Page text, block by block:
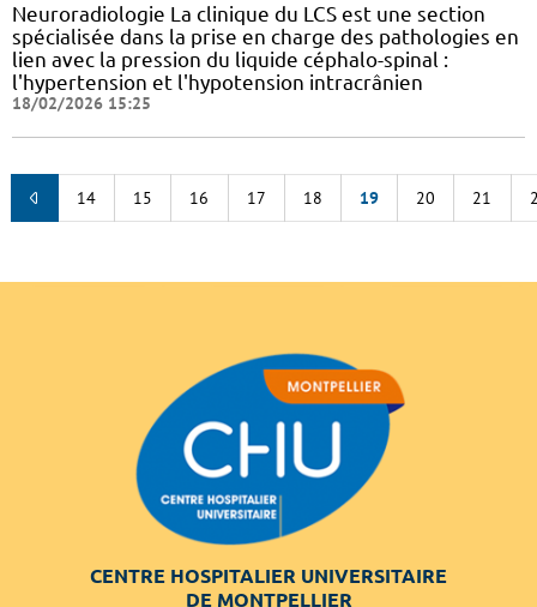
Neuroradiologie La clinique du LCS est une section
spécialisée dans la prise en charge des pathologies en
lien avec la pression du liquide céphalo-spinal :
l'hypertension et l'hypotension intracrânien
18/02/2026 15:25
14 15 16 17 18 19 20 21
CENTRE HOSPITALIER UNIVERSITAIRE
DE MONTPELLIER